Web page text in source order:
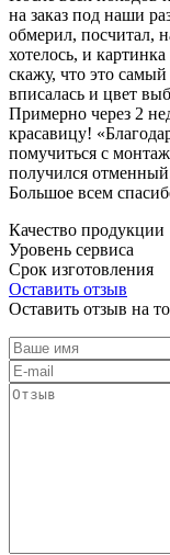
на заказ под наши
обмерил, посчитал,
хотелось, и
скажу, что это
вписалась и цвет
Примерно через 2
красавицу!
помучиться с
получился
Большое всем
Качество продукции
Уровень сервиса
Срок изготовления
Оставить отзыв
Оставить отзыв на